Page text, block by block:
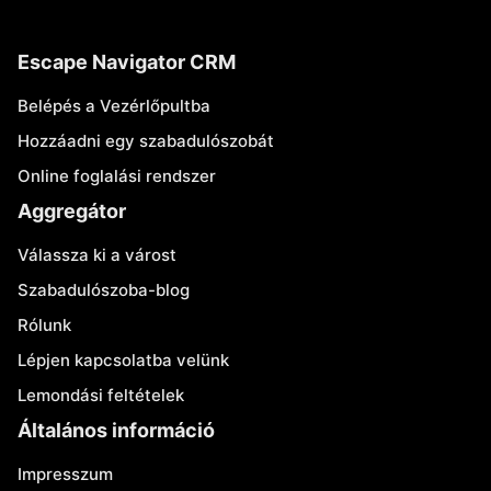
Escape Navigator CRM
Belépés a Vezérlőpultba
Hozzáadni egy szabadulószobát
Online foglalási rendszer
Aggregátor
Válassza ki a várost
Szabadulószoba-blog
Rólunk
Lépjen kapcsolatba velünk
Lemondási feltételek
Általános információ
Impresszum